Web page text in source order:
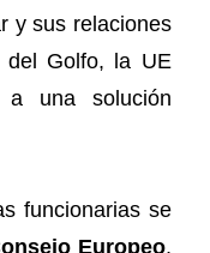
y sus relaciones
Golfo, la UE
a una solución
funcionarias se
Europeo,